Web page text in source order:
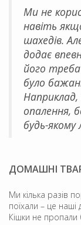
Ми не
навіть
шахедів.
додає
його
було
опалення,
будь-якому
ДОМАШНІ
Ми кілька разів
поїхали – це наші
Кішки не